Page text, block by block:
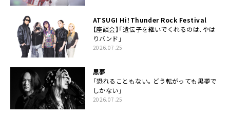
ATSUGI Hi！Thunder Rock Festival
【座談会】「遺伝子を継いでくれるのは、やは
りバンド」
2026.07.25
黒夢
「恐れることもない。どう転がっても黒夢で
しかない」
2026.07.25